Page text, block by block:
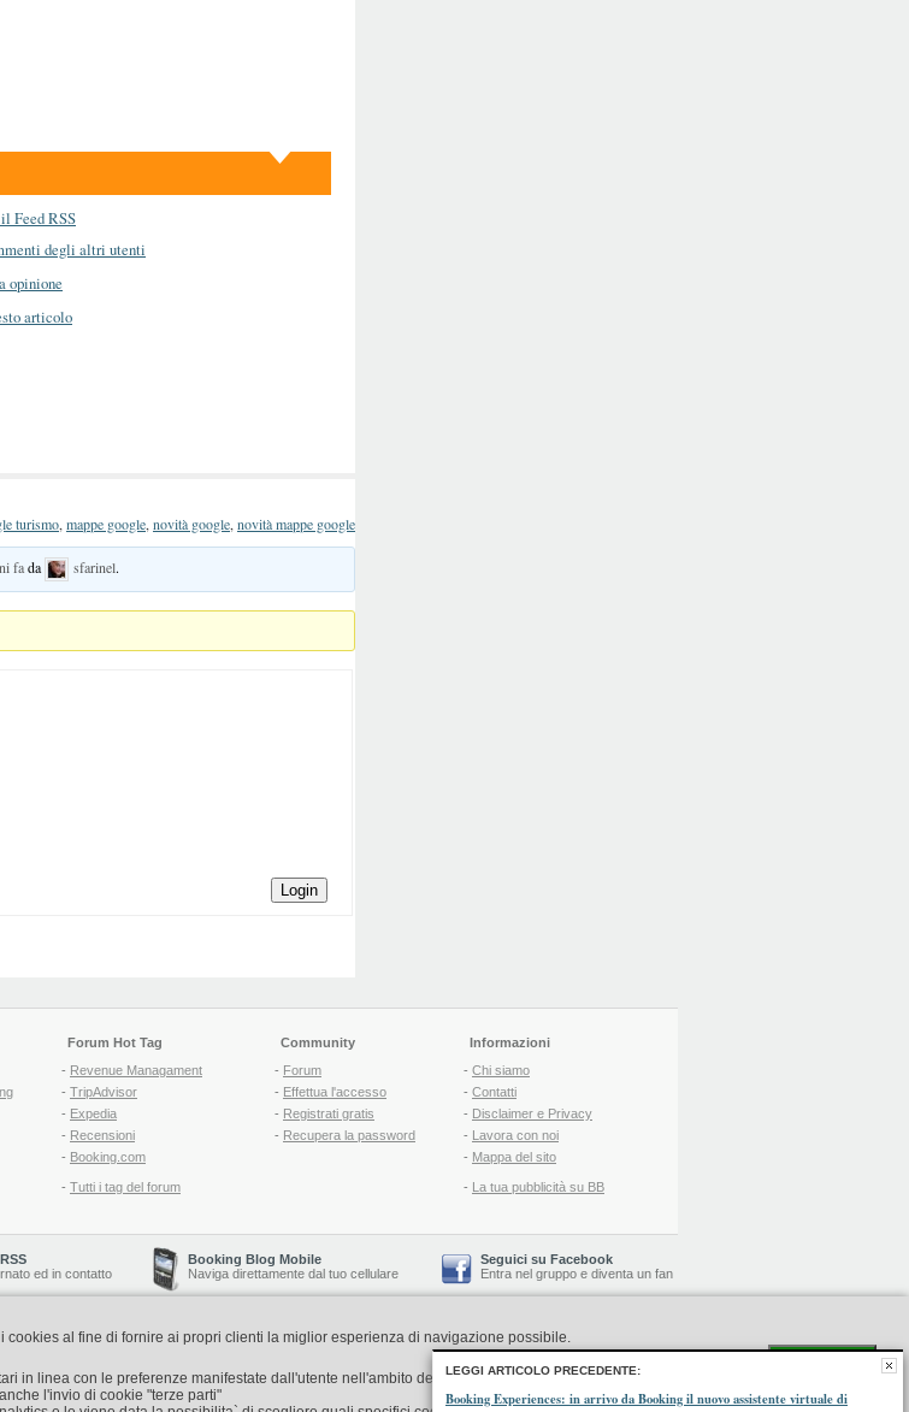
Feed RSS
degli altri utenti
opinione
articolo
turismo, mappe google, novità google, novità mappe google
fada sfarinel.
Login
Forum Hot Tag
- Revenue Managament
- TripAdvisor
- Expedia
- Recensioni
- Booking.com
- Tutti i tag del forum
Community
- Forum
- Effettua l'accesso
- Registrati gratis
- Recupera la password
Informazioni
- Chi siamo
- Contatti
- Disclaimer e Privacy
- Lavora con noi
- Mappa del sito
- La tua pubblicità su BB
ed in contatto
Booking Blog Mobile
Naviga direttamente dal tuo cellulare
Seguici su Facebook
Entra nel gruppo e diventa un fan
Copyright © 2006-2026 QNT S.r.l. Socio Unico -www.qnt.it-Booking Blog™ -Il blog del Web Marketing Turistico
LEGGI ARTICOLO PRECEDENTE:
Booking Experiences: in arrivo da Booking il nuovo assistente virtuale di
al fine di fornire ai propri clienti la miglior esperienza di navigazione possibile.
in linea con le preferenze manifestate dall'utente nell'ambito della navigazione in rete
l'invio di cookie "terze parti"